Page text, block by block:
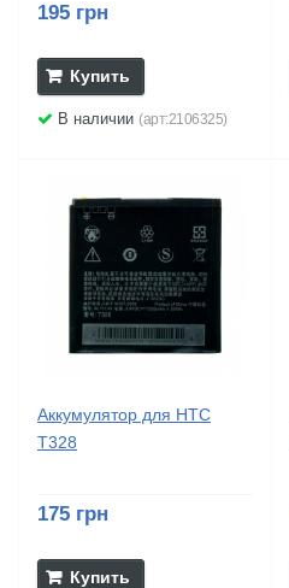
195 грн
Купить
В наличии (арт:2106325)
Аккумулятор для HTC
T328
175 грн
Купить